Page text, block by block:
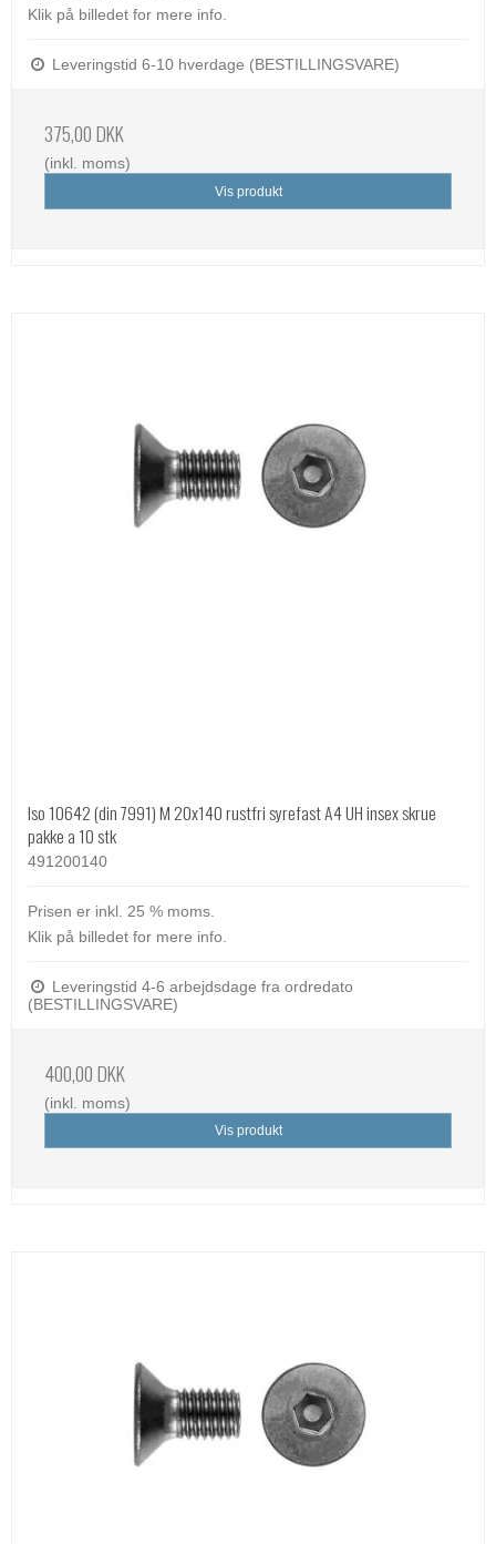
Klik på billedet for mere info.
Leveringstid 6-10 hverdage (BESTILLINGSVARE)
375,00 DKK
(inkl. moms)
Vis produkt
Iso 10642 (din 7991) M 20x140 rustfri syrefast A4 UH insex skrue
pakke a 10 stk
491200140
Prisen er inkl. 25 % moms.
Klik på billedet for mere info.
Leveringstid 4-6 arbejdsdage fra ordredato
(BESTILLINGSVARE)
400,00 DKK
(inkl. moms)
Vis produkt